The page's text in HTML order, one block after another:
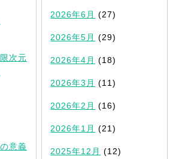
次元
意義
2026年6月 (27)
2026年5月 (29)
2026年4月 (18)
2026年3月 (11)
2026年2月 (16)
2026年1月 (21)
2025年12月 (12)